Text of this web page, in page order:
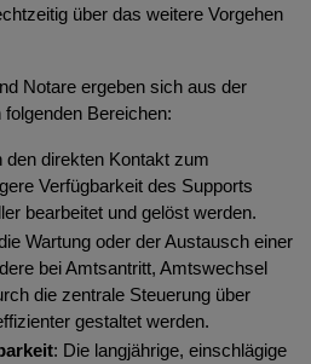
über das weitere Vorgehen
Notare ergeben sich aus der
Bereichen:
den direkten Kontakt zum
Verfügbarkeit des Supports
bearbeitet und gelöst werden.
Wartung oder der Austausch einer
bei Amtsantritt, Amtswechsel
die zentrale Steuerung über
gestaltet werden.
: Die langjährige, einschlägige